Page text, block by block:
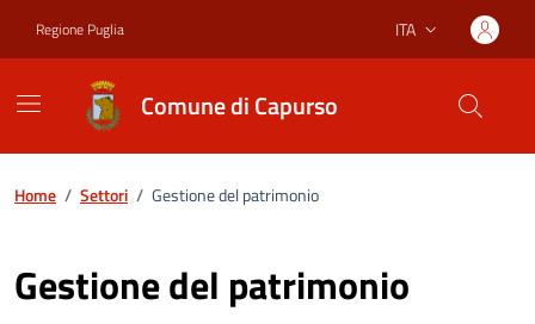
Regione Puglia Lingua attiva:
ITA
Comune di Capurso
Home / Settori / Gestione del patrimonio
Gestione del patrimonio